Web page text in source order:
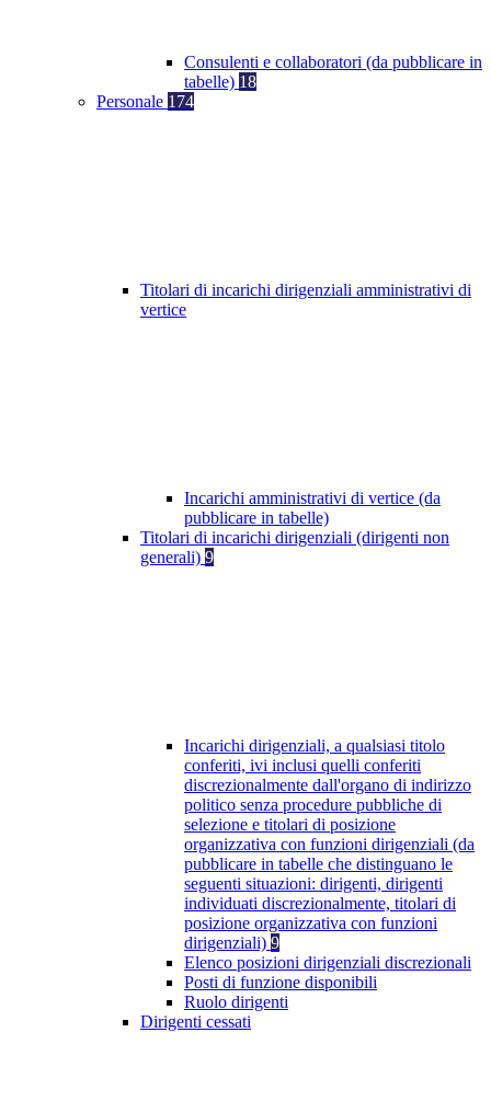
Consulenti e collaboratori (da pubblicare in
tabelle) 18
Personale 174
Titolari di incarichi dirigenziali amministrativi di
vertice
Incarichi amministrativi di vertice (da
pubblicare in tabelle)
Titolari di incarichi dirigenziali (dirigenti non
generali) 9
Incarichi dirigenziali, a qualsiasi titolo
conferiti, ivi inclusi quelli conferiti
discrezionalmente dall'organo di indirizzo
politico senza procedure pubbliche di
selezione e titolari di posizione
organizzativa con funzioni dirigenziali (da
pubblicare in tabelle che distinguano le
seguenti situazioni: dirigenti, dirigenti
individuati discrezionalmente, titolari di
posizione organizzativa con funzioni
dirigenziali) 9
Elenco posizioni dirigenziali discrezionali
Posti di funzione disponibili
Ruolo dirigenti
Dirigenti cessati